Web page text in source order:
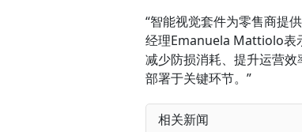
“智能视觉套件为零售商提
经理Emanuela Mattiolo表
减少防损消耗、提升运营
部署于关键环节。”
相关新闻